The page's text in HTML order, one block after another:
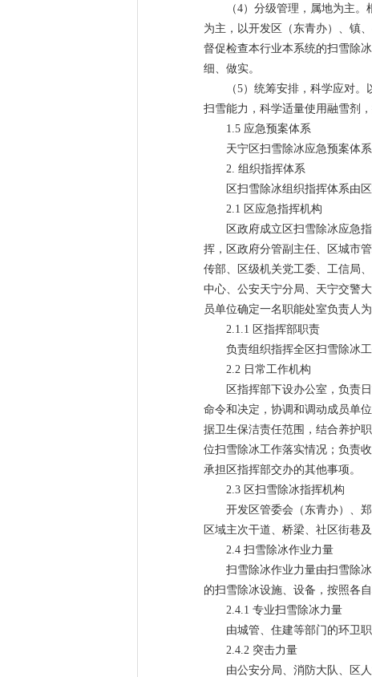
（4）分级管理，属地为主
为主，以开发区（东青办）、镇
督促检查本行业本系统的扫雪除
细、做实。
（5）统筹安排，科学应对
扫雪能力，科学适量使用融雪剂
1.5 应急预案体系
天宁区扫雪除冰应急预案体
2. 组织指挥体系
区扫雪除冰组织指挥体系由
2.1 区应急指挥机构
区政府成立区扫雪除冰应急
挥，区政府分管副主任、区城市
传部、区级机关党工委、工信局
中心、公安天宁分局、天宁交警
员单位确定一名职能处室负责人为
2.1.1 区指挥部职责
负责组织指挥全区扫雪除冰
2.2 日常工作机构
区指挥部下设办公室，负责
命令和决定，协调和调动成员单
据卫生保洁责任范围，结合养护
位扫雪除冰工作落实情况；负责
承担区指挥部交办的其他事项。
2.3 区扫雪除冰指挥机构
开发区管委会（东青办）、
区域主次干道、桥梁、社区街巷
2.4 扫雪除冰作业力量
扫雪除冰作业力量由扫雪除
的扫雪除冰设施、设备，按照各
2.4.1 专业扫雪除冰力量
由城管、住建等部门的环卫
2.4.2 突击力量
由公安分局、消防大队、区